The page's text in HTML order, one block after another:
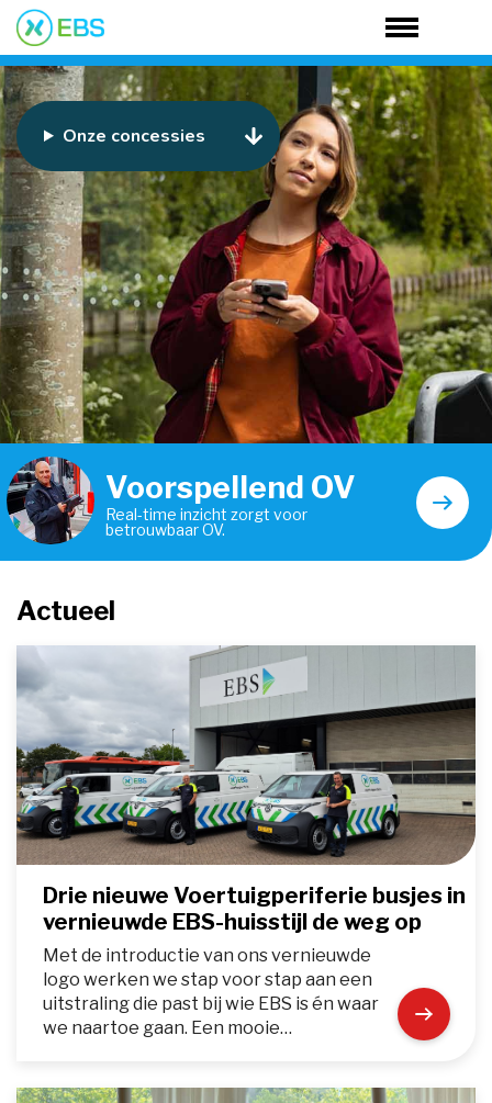
Onze concessies
Voorspellend OV
Real-time inzicht zorgt voor
betrouwbaar OV.
Actueel
Drie nieuwe Voertuigperiferie busjes in
vernieuwde EBS-huisstijl de weg op
Met de introductie van ons vernieuwde
logo werken we stap voor stap aan een
uitstraling die past bij wie EBS is én waar
we naartoe gaan. Een mooie…